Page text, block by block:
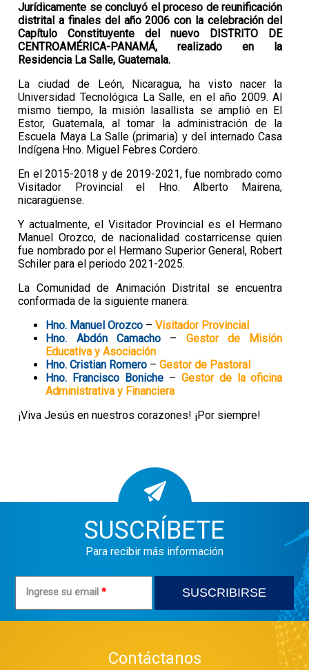
Jurídicamente se concluyó el proceso de reunificación
distrital a finales del año 2006 con la celebración del
Capítulo Constituyente del nuevo DISTRITO DE
CENTROAMÉRICA-PANAMÁ, realizado en la
Residencia La Salle, Guatemala.
La ciudad de León, Nicaragua, ha visto nacer la
Universidad Tecnológica La Salle, en el año 2009. Al
mismo tiempo, la misión lasallista se amplió en El
Estor, Guatemala, al tomar la administración de la
Escuela Maya La Salle (primaria) y del internado Casa
Indígena Hno. Miguel Febres Cordero.
En el 2015-2018 y de 2019-2021, fue nombrado como
Visitador Provincial el Hno. Alberto Mairena,
nicaragüense.
Y actualmente, el Visitador Provincial es el Hermano
Manuel Orozco, de nacionalidad costarricense quien
fue nombrado por el Hermano Superior General, Robert
Schiler para el periodo 2021-2025.
La Comunidad de Animación Distrital se encuentra
conformada de la siguiente manera:
Hno. Manuel Orozco –Visitador Provincial
Hno. Abdón Camacho – Gestor de Misión
Educativa y Asociación
Hno. Cristian Romero –Gestor de Pastoral
Hno. Francisco Boniche – Gestor de la oficina
Administrativa y Financiera
¡Viva Jesús en nuestros corazones! ¡Por siempre!
SUSCRÍBETE
Para recibir más información
Ingrese su email*
Contáctanos